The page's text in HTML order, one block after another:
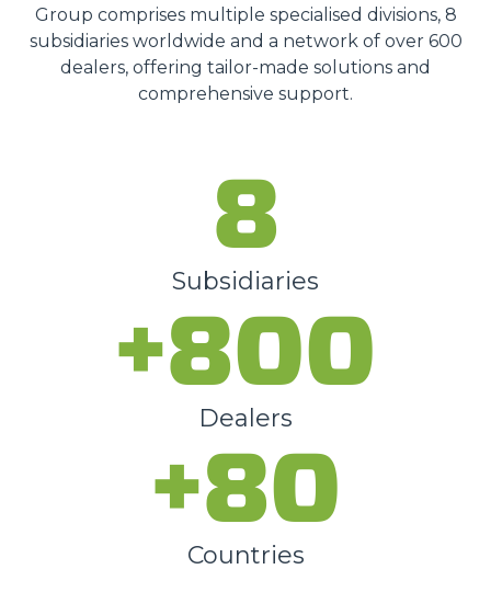
Group comprises multiple specialised divisions, 8
subsidiaries worldwide and a network of over 600
dealers, offering tailor-made solutions and
comprehensive support.
8
Subsidiaries
+800
Dealers
+80
Countries